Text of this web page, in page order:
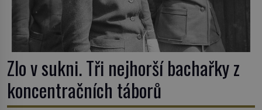
Zlo v sukni. Tři nejhorší bachařky z
koncentračních táborů